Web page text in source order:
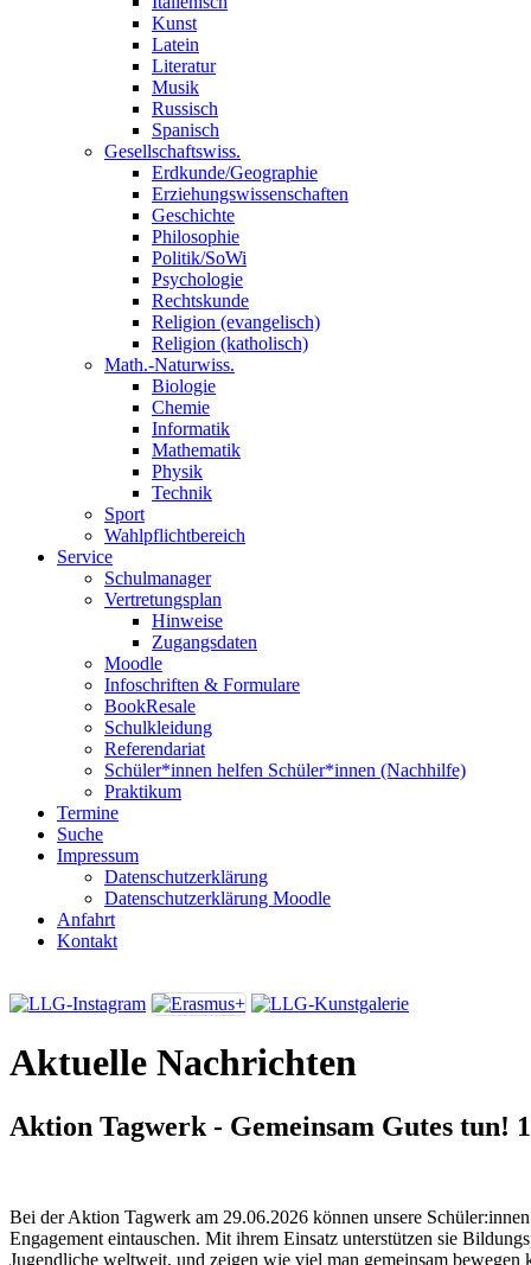
Kunst
Latein
Literatur
Musik
Russisch
Spanisch
Gesellschaftswiss.
Erdkunde/Geographie
Erziehungswissenschaften
Geschichte
Philosophie
Politik/SoWi
Psychologie
Rechtskunde
Religion (evangelisch)
Religion (katholisch)
Math.-Naturwiss.
Biologie
Chemie
Informatik
Mathematik
Physik
Technik
Sport
Wahlpflichtbereich
Service
Schulmanager
Vertretungsplan
Hinweise
Zugangsdaten
Moodle
Infoschriften & Formulare
BookResale
Schulkleidung
Referendariat
Schüler*innen helfen Schüler*innen (Nachhilfe)
Praktikum
Termine
Suche
Impressum
Datenschutzerklärung
Datenschutzerklärung Moodle
Anfahrt
Kontakt
Aktuelle Nachrichten
Aktion Tagwerk - Gemeinsam Gutes tun!
Bei der Aktion Tagwerk am 29.06.2026 können unsere
Engagement eintauschen. Mit ihrem Einsatz unterstützen sie
Jugendliche weltweit, und zeigen wie viel man gemeinsam